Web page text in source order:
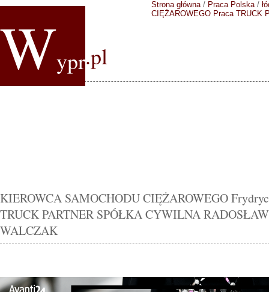
Wypr.pl
Strona główna/ Praca Polska/
CIĘŻAROWEGO Praca TRUCK
KIEROWCA SAMOCHODU CIĘŻAROWEGO
TRUCK PARTNER SPÓŁKA CYWILNA
WALCZAK